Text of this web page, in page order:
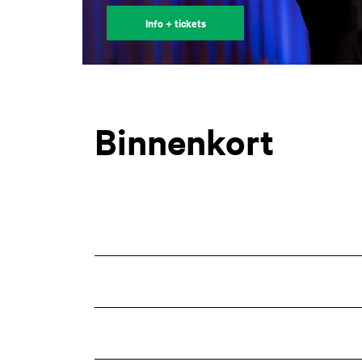
Info + tickets
Binnenkort